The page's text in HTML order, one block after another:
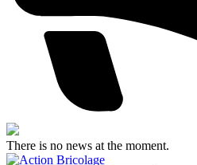
There is no news at the moment.